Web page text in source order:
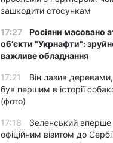
зашкодити стосункам
17:27
Росіяни масовано
обʼєкти "Укрнафти":
важливе обладнання
17:21
Він лазив
був першим в історії
(фото)
17:18
Зеленський вперше
офіційним візитом до